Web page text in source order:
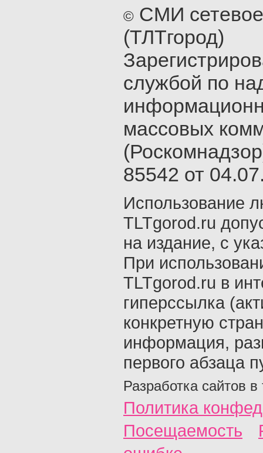
© СМИ
(ТЛТгород)
службой по
массовых
85542 от
Использование
TLTgorod.ru
на издание, с
При
TLTgorod.ru в
гиперссылка
конкретную
информация,
первого абзаца
Разработка сайтов в
Политика
Посещаемость